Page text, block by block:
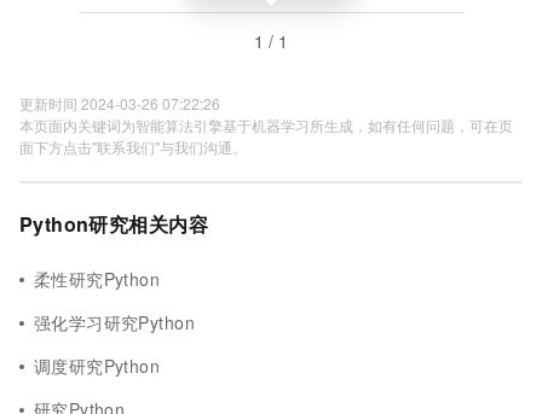
1 / 1
更新时间 2024-03-26 07:22:26
本页面内关键词为智能算法引擎基于机器学习所生成，如有任何问题，可在页
面下方点击"联系我们"与我们沟通。
Python研究相关内容
柔性研究Python
强化学习研究Python
调度研究Python
研究Python